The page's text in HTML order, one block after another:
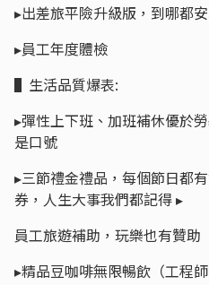
▸出差旅平險升級版，到哪都
▸員工年度體檢
▌生活品質爆表:
▸彈性上下班、加班補休優於
是口號
▸三節禮金禮品，每個節日都
券，人生大事我們都記得 ▸
員工旅遊補助，玩樂也有贊助
▸精品豆咖啡無限暢飲（工程師